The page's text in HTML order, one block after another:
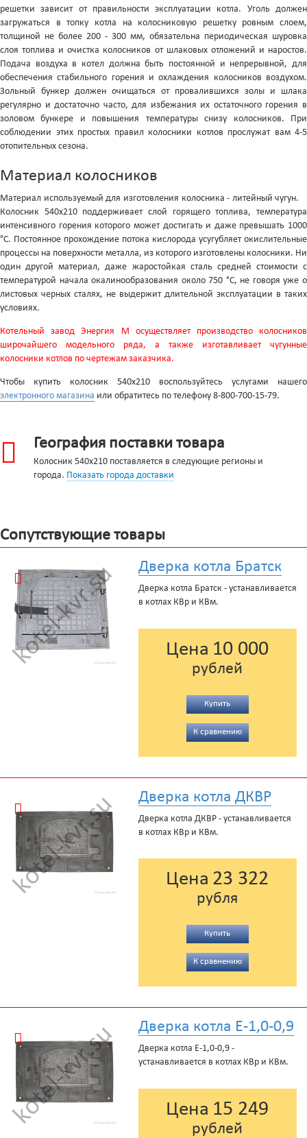
решетки зависит от правильности эксплуатации котла. Уголь должен
загружаться в топку котла на колосниковую решетку ровным слоем,
толщиной не более 200 - 300 мм, обязательна периодическая шуровка
слоя топлива и очистка колосников от шлаковых отложений и наростов.
Подача воздуха в котел должна быть постоянной и непрерывной, для
обеспечения стабильного горения и охлаждения колосников воздухом.
Зольный бункер должен очищаться от провалившихся золы и шлака
регулярно и достаточно часто, для избежания их остаточного горения в
золовом бункере и повышения температуры снизу колосников. При
соблюдении этих простых правил колосники котлов прослужат вам 4-5
отопительных сезона.
Материал колосников
Материал используемый для изготовления колосника - литейный чугун.
Колосник 540x210 поддерживает слой горящего топлива, температура
интенсивного горения которого может достигать и даже превышать 1000
°С. Постоянное прохождение потока кислорода усугубляет окислительные
процессы на поверхности металла, из которого изготовлены колосники. Ни
один другой материал, даже жаростойкая сталь средней стоимости с
температурой начала окалинообразования около 750 °С, не говоря уже о
листовых черных сталях, не выдержит длительной эксплуатации в таких
условиях.
Котельный завод Энергия М осуществляет производство колосников
широчайшего модельного ряда, а также изготавливает чугунные
колосники котлов по чертежам заказчика.
Чтобы купить колосник 540x210 воспользуйтесь услугами нашего
электронного магазина или обратитесь по телефону 8-800-700-15-79.
География поставки товара
Колосник 540x210 поставляется в следующие регионы и
города. Показать города доставки
Сопутствующие товары
Дверка котла Братск
Дверка котла Братск - устанавливается
в котлах КВр и КВм.
Цена 10 000
рублей
Купить
К сравнению
Дверка котла ДКВР
Дверка котла ДКВР - устанавливается
в котлах КВр и КВм.
Цена 23 322
рубля
Купить
К сравнению
Дверка котла Е-1,0-0,9
Дверка котла Е-1,0-0,9 -
устанавливается в котлах КВр и КВм.
Цена 15 249
рублей